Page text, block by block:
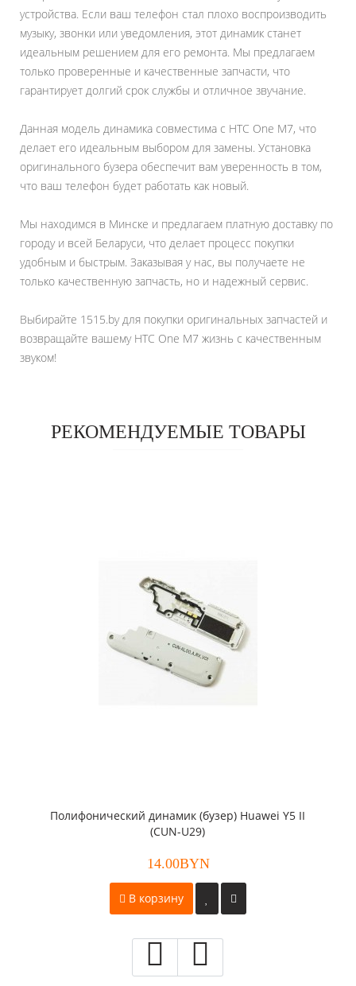
устройства. Если ваш телефон стал плохо воспроизводить
музыку, звонки или уведомления, этот динамик станет
идеальным решением для его ремонта. Мы предлагаем
только проверенные и качественные запчасти, что
гарантирует долгий срок службы и отличное звучание.
Данная модель динамика совместима с HTC One M7, что
делает его идеальным выбором для замены. Установка
оригинального бузера обеспечит вам уверенность в том,
что ваш телефон будет работать как новый.
Мы находимся в Минске и предлагаем платную доставку по
городу и всей Беларуси, что делает процесс покупки
удобным и быстрым. Заказывая у нас, вы получаете не
только качественную запчасть, но и надежный сервис.
Выбирайте 1515.by для покупки оригинальных запчастей и
возвращайте вашему HTC One M7 жизнь с качественным
звуком!
РЕКОМЕНДУЕМЫЕ ТОВАРЫ
Полифонический динамик (бузер) Huawei Y5 II
(CUN-U29)
14.00BYN
В корзину